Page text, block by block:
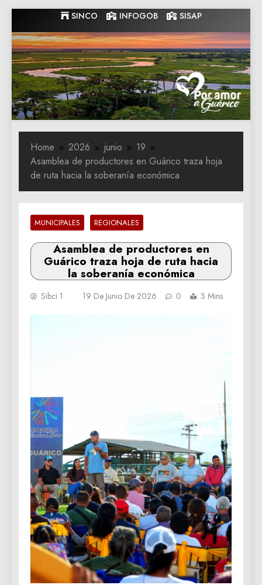
to
content
SINCO INFOGOB SISAP
Gobernacion
de Guarico
Gobernacion de Guarico
Home 2026 junio
19
Asamblea de productores en Guárico traza hoja
de ruta hacia la soberanía económica
MUNICIPALES REGIONALES
Asamblea de productores en
Guárico traza hoja de ruta hacia
la soberanía económica
Sibci 1 19 De Junio De 2026 0 3 Mins